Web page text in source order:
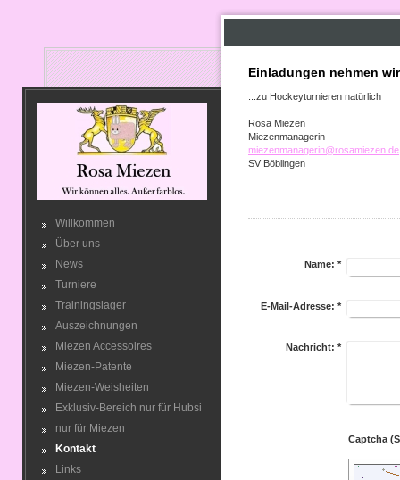
Willkommen
Über uns
News
Turniere
Trainingslager
Auszeichnungen
Miezen Accessoires
Miezen-Patente
Miezen-Weisheiten
Exklusiv-Bereich nur für Hubsi
nur für Miezen
Kontakt
Links
Einladungen nehmen
...zu Hockeyturnieren natürlich
Rosa Miezen
Miezenmanagerin
miezenmanagerin@rosamiezen.de
SV Böblingen
Name: *
E-Mail-Adresse: *
Nachricht: *